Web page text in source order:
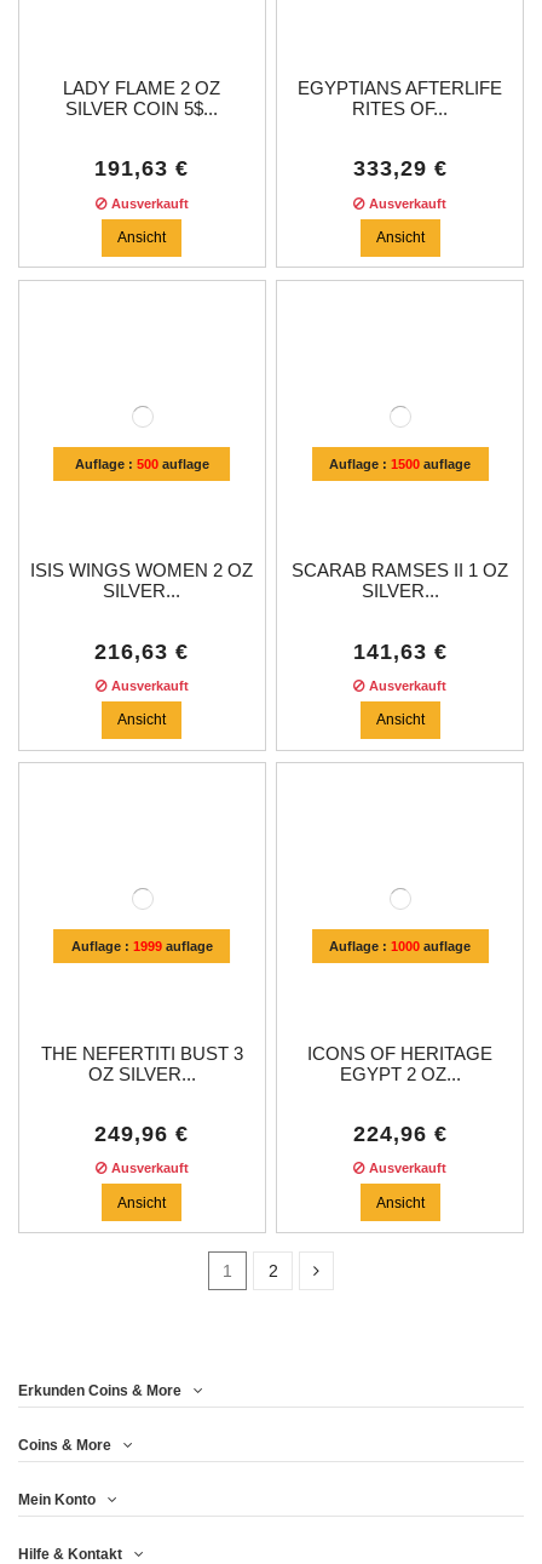
LADY FLAME 2 OZ
SILVER COIN 5$...
191,63 €
Ausverkauft
Ansicht
EGYPTIANS AFTERLIFE
RITES OF...
333,29 €
Ausverkauft
Ansicht
Auflage : 500auflage
ISIS WINGS WOMEN 2 OZ
SILVER...
216,63 €
Ausverkauft
Ansicht
Auflage :1500 auflage
SCARAB RAMSES II 1 OZ
SILVER...
141,63 €
Ausverkauft
Ansicht
Auflage : 1999auflage
THE NEFERTITI BUST 3
OZ SILVER...
249,96 €
Ausverkauft
Ansicht
Auflage :1000 auflage
ICONS OF HERITAGE
EGYPT 2 OZ...
224,96 €
Ausverkauft
Ansicht
1 2
Price
Jahr
Metall
Erkunden Coins & More
Coins & More
Mein Konto
Hilfe & Kontakt